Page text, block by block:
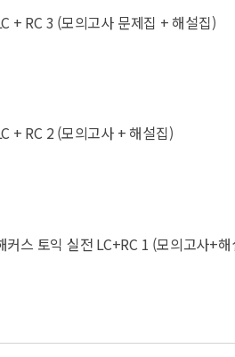
+ RC 3 (모의고사 문제집 + 해설집)
+ RC 2 (모의고사 + 해설집)
커스 토익 실전 LC+RC 1 (모의고사+해